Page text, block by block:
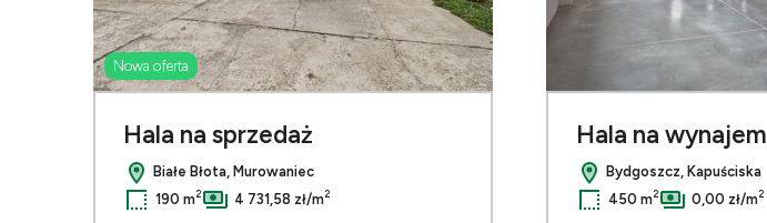
Nowa oferta
Hala na sprzedaż
Białe Błota, Murowaniec
190 m2 4 731,58 zł/m2
Hala na wynajem
Bydgoszcz, Kapuściska
450 m2 0,00 zł/m2